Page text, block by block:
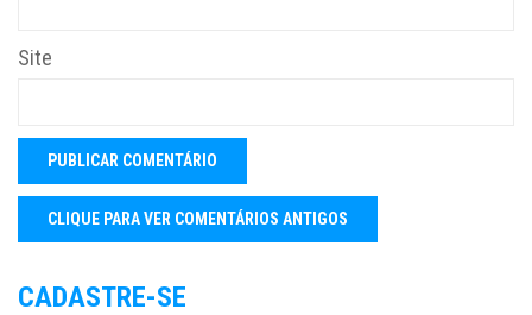
Site
CADASTRE-SE